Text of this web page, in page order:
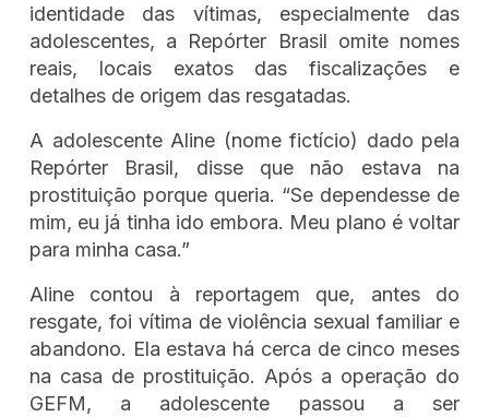
identidade das vítimas, especialmente das
adolescentes, a Repórter Brasil omite nomes
reais, locais exatos das fiscalizações e
detalhes de origem das resgatadas.
A adolescente Aline (nome fictício) dado pela
Repórter Brasil, disse que não estava na
prostituição porque queria. “Se dependesse de
mim, eu já tinha ido embora. Meu plano é voltar
para minha casa.”
Aline contou à reportagem que, antes do
resgate, foi vítima de violência sexual familiar e
abandono. Ela estava há cerca de cinco meses
na casa de prostituição. Após a operação do
GEFM, a adolescente passou a ser